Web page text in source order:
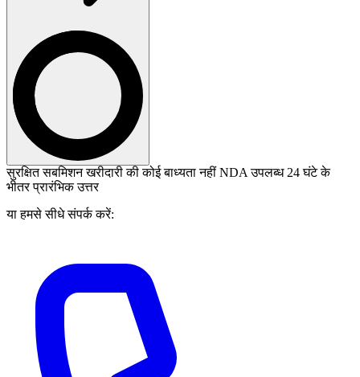
सुरक्षित सबमिशन खरीदारी की कोई बाध्यता नहीं NDA उपलब्ध 24 घंटे के
भीतर प्रारंभिक उत्तर
या हमसे सीधे संपर्क करें: